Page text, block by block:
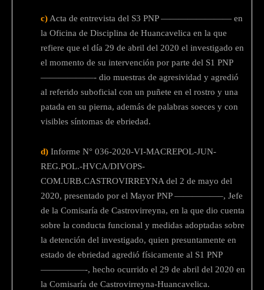
c) Acta de entrevista del S3 PNP ———————— en
la Oficina de Disciplina de Huancavelica en la que
refiere que el día 29 de abril del 2020 el investigado en
el momento de su intervención por parte del S1 PNP
——————- dio muestras de agresividad y agredió
al referido suboficial con un puñete en el rostro y una
patada en su pierna, además de palabras soeces y con
visibles síntomas de ebriedad.
d) Informe N° 036-2020-VI-MACREPOL-JUN-
REG.POL.-HVCA/DIVOPS-
COM.URB.CASTROVIRREYNA del 2 de mayo del
2020, presentado por el Mayor PNP —————–, Jefe
de la Comisaría de Castrovirreyna, en la que dio cuenta
sobre la conducta funcional y medidas adoptadas sobre
la detención del investigado, quien presuntamente en
estado de ebriedad agredió físicamente al S1 PNP
—————-, hecho ocurrido el 29 de abril del 2020 en
la Comisaría de Castrovirreyna-Huancavelica.